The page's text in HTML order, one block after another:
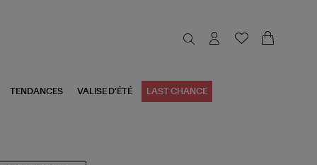
TENDANCES VALISE D'ÉTÉ LAST CHANCE